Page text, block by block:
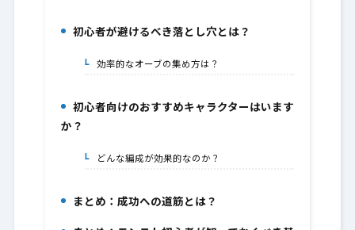
6.初心者が避けるべき落とし穴とは？
6-1.効率的なオーブの集め方は？
7.初心者向けのおすすめキャラクターはいます
か？
7-1.どんな編成が効果的なのか？
まとめ：成功への道筋とは？